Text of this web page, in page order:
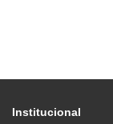
Institucional